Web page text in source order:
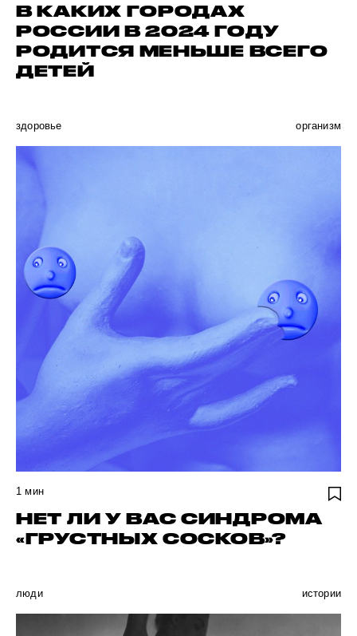
В КАКИХ ГОРОДАХ
РОССИИ В 2024 ГОДУ
РОДИТСЯ МЕНЬШЕ ВСЕГО
ДЕТЕЙ
здоровье организм
1 мин
НЕТ ЛИ У ВАС СИНДРОМА
«ГРУСТНЫХ СОСКОВ»?
люди истории